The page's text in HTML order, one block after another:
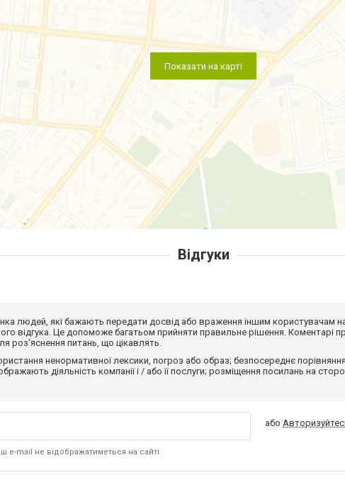
Показати на карті
Відгуки
людей, які бажають передати досвід або враження іншим користувачам
відгука. Це допоможе багатьом прийняти правильне рішення. Коментарі
роз'яснення питань, що цікавлять.
ненормативної лексики, погроз або образ; безпосереднє
діяльність компанії і / або її послуги; розміщення посилань на
e-mail не відображатиметься на сайті
або